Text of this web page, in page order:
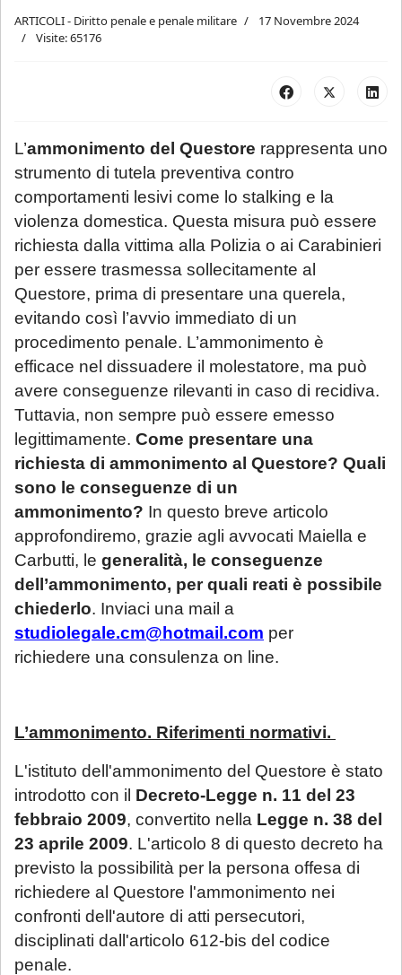
ARTICOLI - Diritto penale e penale militare
17 Novembre 2024
Visite: 65176
L’ammonimento del Questore rappresenta uno
strumento di tutela preventiva contro
comportamenti lesivi come lo stalking e la
violenza domestica. Questa misura può essere
richiesta dalla vittima alla Polizia o ai Carabinieri
per essere trasmessa sollecitamente al
Questore, prima di presentare una querela,
evitando così l’avvio immediato di un
procedimento penale. L’ammonimento è
efficace nel dissuadere il molestatore, ma può
avere conseguenze rilevanti in caso di recidiva.
Tuttavia, non sempre può essere emesso
legittimamente. Come presentare una
richiesta di ammonimento al Questore? Quali
sono le conseguenze di un
ammonimento? In questo breve articolo
approfondiremo, grazie agli avvocati Maiella e
Carbutti, le generalità, le conseguenze
dell’ammonimento, per quali reati è possibile
chiederlo. Inviaci una mail a
studiolegale.cm@hotmail.com per
richiedere una consulenza on line.
L’ammonimento. Riferimenti normativi.
L'istituto dell'ammonimento del Questore è stato
introdotto con il Decreto-Legge n. 11 del 23
febbraio 2009, convertito nella Legge n. 38 del
23 aprile 2009. L'articolo 8 di questo decreto ha
previsto la possibilità per la persona offesa di
richiedere al Questore l'ammonimento nei
confronti dell'autore di atti persecutori,
disciplinati dall'articolo 612-bis del codice
penale.